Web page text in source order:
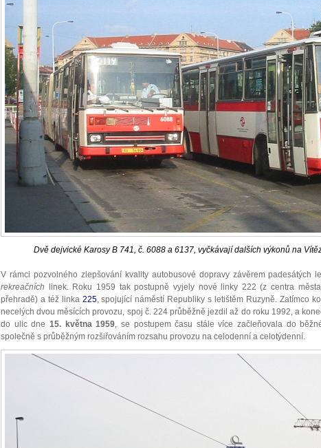
Dvě dejvické Karosy B 741, č. 6088 a 6137, vyčkávají dalších výkonů na
V rámci pozvolného zlepšování kvality autobusové dopravy závěrem padesátých
rekreačních linek. Roku 1959 tak postupně vyjely nové linky 222 (z centra
přehradě) a též linka 225, spojující náměstí Republiky s letištěm Ruzyně. Zatímco
necelých dvou měsících provozu, spoj č. 224 průběžně jezdil až do roku 1992, a
do ulic dne 15. května 1959, se postupem času stále více začleňovala do
společně s průběžným rozšiřováním rozsahu provozu na celodenní a celotýdenní.